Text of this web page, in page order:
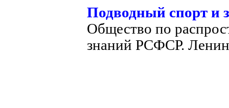
Подводный спорт и
Общество по
знаний РСФСР.